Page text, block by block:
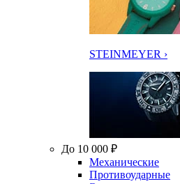
STEINMEYER ›
До 10 000 ₽
Механические
Противоударные